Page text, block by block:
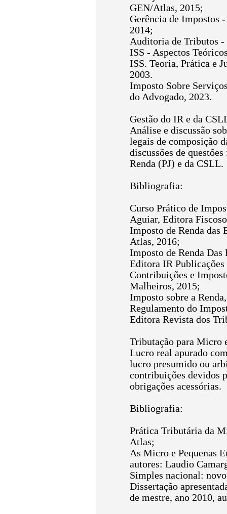
GEN/Atlas, 2015;
Gerência de Impostos
2014;
Auditoria de Tributos -
ISS - Aspectos
ISS. Teoria, Prática e
2003.
Imposto Sobre
do Advogado, 2023.
Gestão do IR e da
Análise e discussão
legais de composição
discussões de
Renda (PJ) e da CSLL.
Bibliografia:
Curso Prático de
Aguiar, Editora
Imposto de Renda
Atlas, 2016;
Imposto de Renda
Editora IR
Contribuições e
Malheiros, 2015;
Imposto sobre a
Regulamento do
Editora Revista dos
Tributação para Micro
Lucro real apurado
lucro presumido ou
contribuições devidos
obrigações acessórias.
Bibliografia:
Prática Tributária da
Atlas;
As Micro e Pequenas
autores: Laudio
Simples nacional:
Dissertação
de mestre, ano 2010,